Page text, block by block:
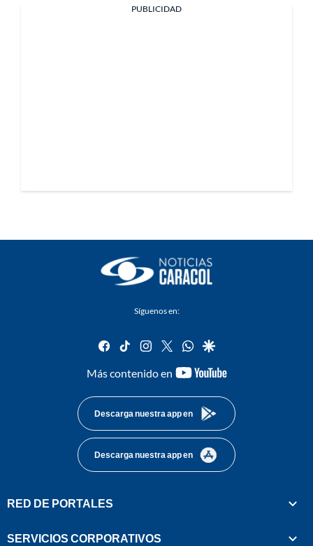
PUBLICIDAD
Síguenos en:
facebook
tiktok instagram
twitterwhatsapp
google
Más contenido en
youtube-
Descarga nuestra app en
Descarga nuestra app en
RED DE PORTALES
SERVICIOS CORPORATIVOS